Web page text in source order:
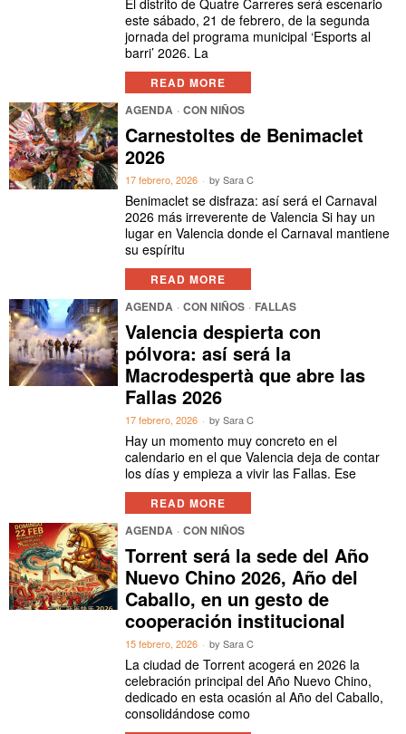
El distrito de Quatre Carreres será escenario
este sábado, 21 de febrero, de la segunda
jornada del programa municipal ‘Esports al
barri’ 2026. La
READ MORE
AGENDA · CON NIÑOS
Carnestoltes de Benimaclet
2026
17 febrero, 2026 bySara C
Benimaclet se disfraza: así será el Carnaval
2026 más irreverente de Valencia Si hay un
lugar en Valencia donde el Carnaval mantiene
su espíritu
READ MORE
AGENDA · CON NIÑOS · FALLAS
Valencia despierta con
pólvora: así será la
Macrodespertà que abre las
Fallas 2026
17 febrero, 2026 bySara C
Hay un momento muy concreto en el
calendario en el que Valencia deja de contar
los días y empieza a vivir las Fallas. Ese
READ MORE
AGENDA · CON NIÑOS
Torrent será la sede del Año
Nuevo Chino 2026, Año del
Caballo, en un gesto de
cooperación institucional
15 febrero, 2026 bySara C
La ciudad de Torrent acogerá en 2026 la
celebración principal del Año Nuevo Chino,
dedicado en esta ocasión al Año del Caballo,
consolidándose como